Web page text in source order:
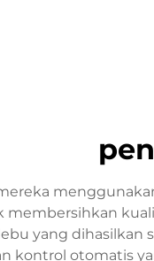
membersihkan
yang dihasilkan
kontrol otomatis